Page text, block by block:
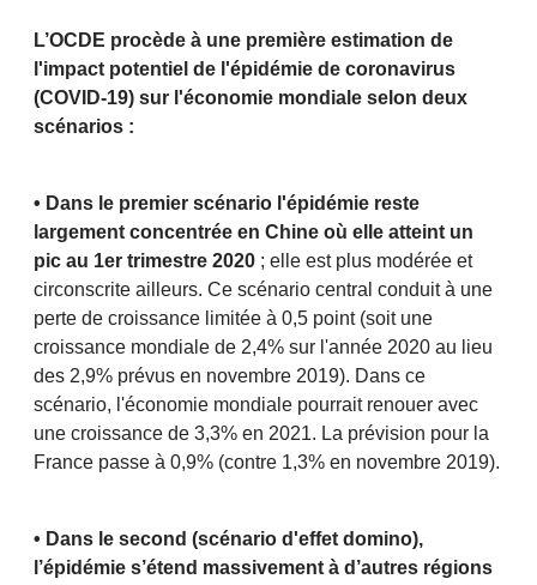
L’OCDE procède à une première estimation de
l'impact potentiel de l'épidémie de coronavirus
(COVID-19) sur l'économie mondiale selon deux
scénarios :
• Dans le premier scénario l'épidémie reste
largement concentrée en Chine où elle atteint un
pic au 1er trimestre 2020 ; elle est plus modérée et
circonscrite ailleurs. Ce scénario central conduit à une
perte de croissance limitée à 0,5 point (soit une
croissance mondiale de 2,4% sur l'année 2020 au lieu
des 2,9% prévus en novembre 2019). Dans ce
scénario, l'économie mondiale pourrait renouer avec
une croissance de 3,3% en 2021. La prévision pour la
France passe à 0,9% (contre 1,3% en novembre 2019).
• Dans le second (scénario d'effet domino),
l’épidémie s’étend massivement à d’autres régions